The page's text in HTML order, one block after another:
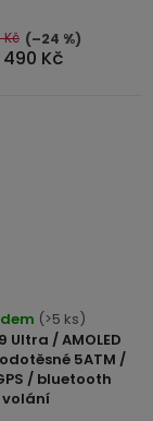
5
hvězdiček.
490 Kč
Kč (–24 %)
Ultra / AMOLED
5ATM /
/ bluetooth
volání
hodnocení
produktu
je
4,8
(>5 ks)